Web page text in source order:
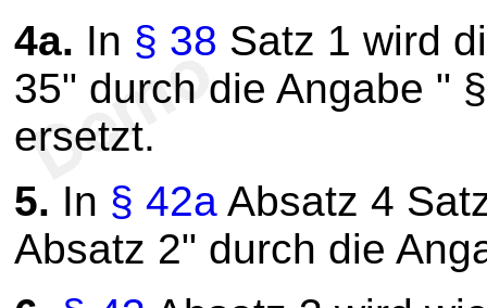
4a. In § 38 Satz 1 wird
35" durch die Angabe "
ersetzt.
5. In § 42a Absatz 4
Absatz 2" durch die